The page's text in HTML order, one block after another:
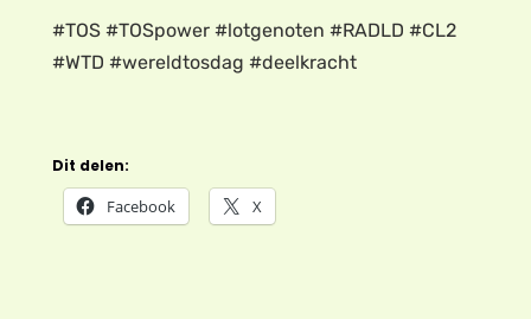
#TOS #TOSpower #lotgenoten #RADLD #CL2
#WTD #wereldtosdag #deelkracht
Dit delen:
Facebook X